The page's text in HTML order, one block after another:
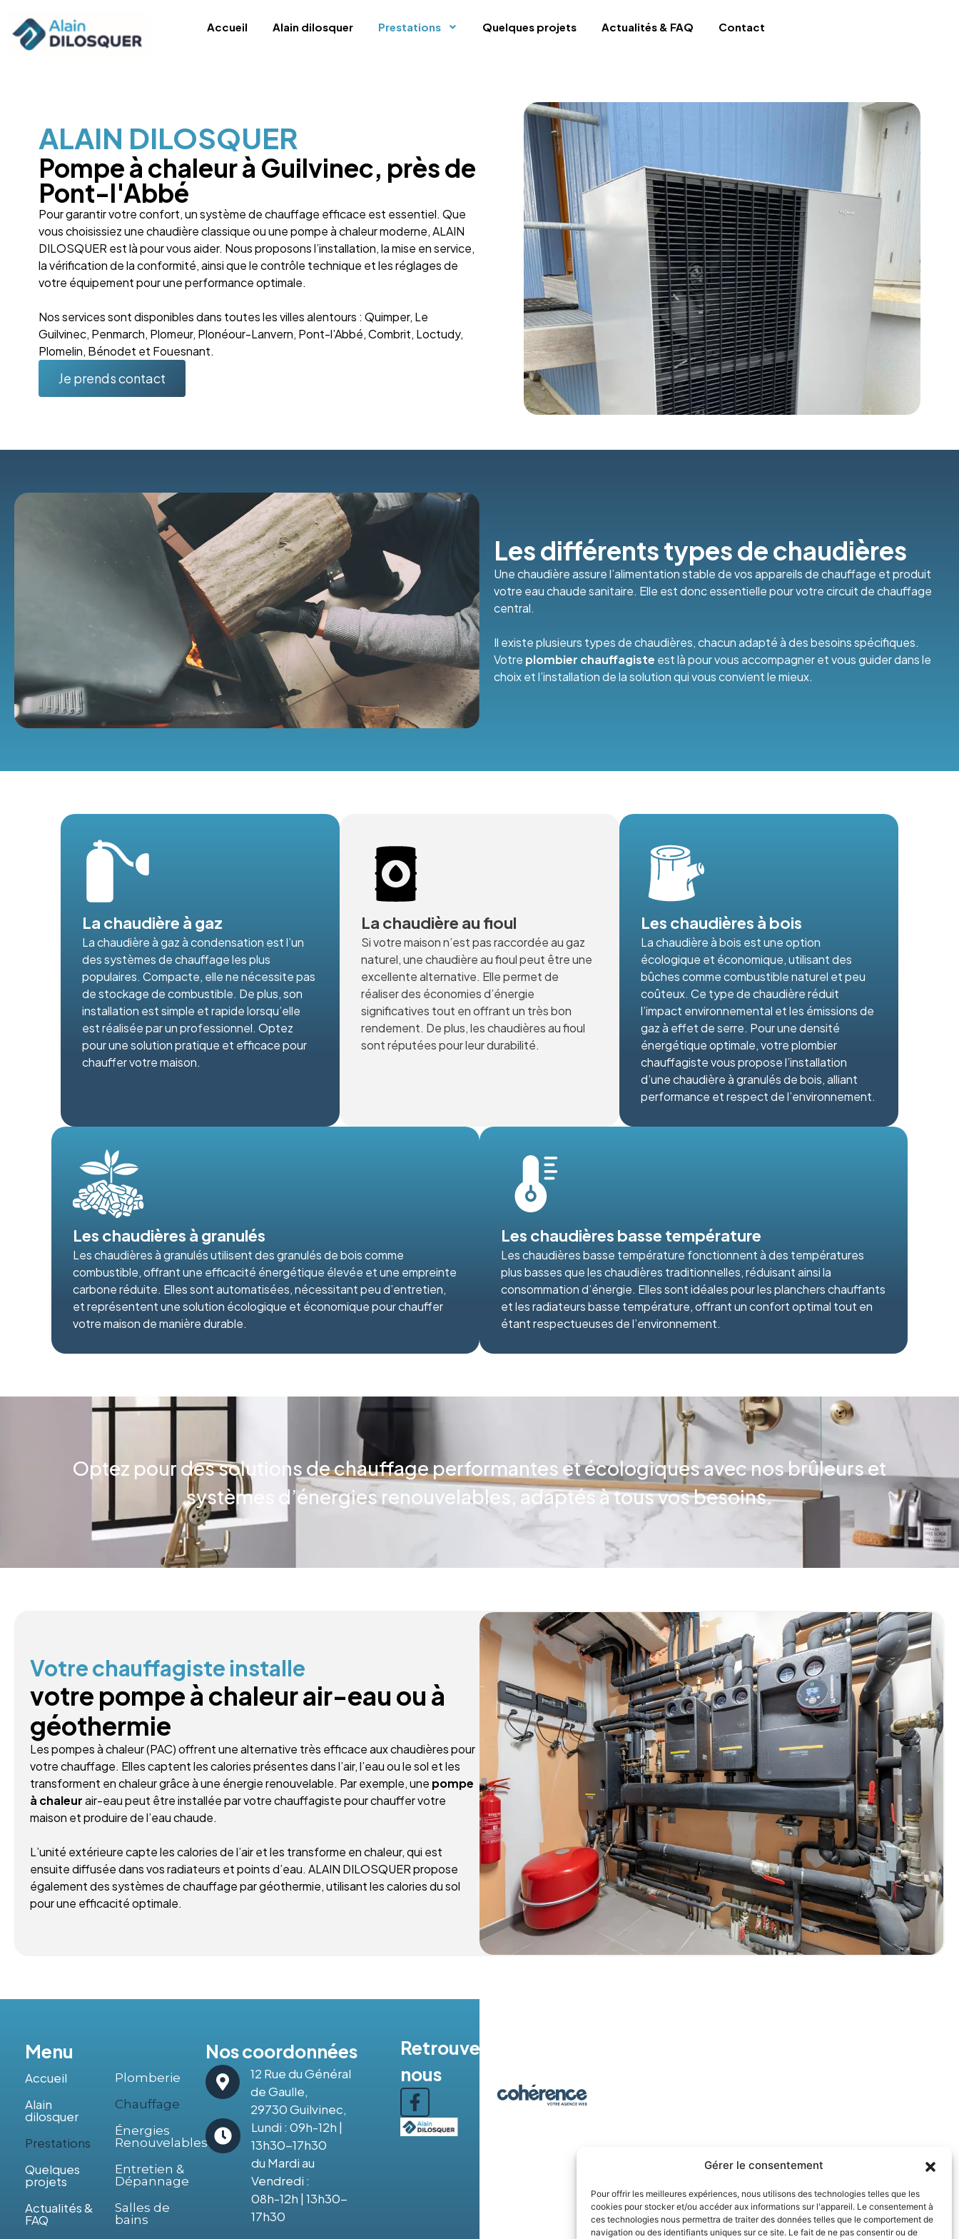
Gérer le consentement
Pour offrir les meilleures expériences, nous utilisons des technologies telles que les
cookies pour stocker et/ou accéder aux informations sur l'appareil. Le consentement à
ces technologies nous permettra de traiter des données telles que le comportement de
navigation ou des identifiants uniques sur ce site. Le fait de ne pas consentir ou de
Accueil Alain dilosquer Prestations Quelques projets Actualités & FAQ Contact
ALAIN DILOSQUER
Pompe à chaleur à Guilvinec, près de
Pont-l'Abbé
Pour garantir votre confort, un système de chauffage efficace est essentiel. Que
vous choisissiez une chaudière classique ou une pompe à chaleur moderne, ALAIN
DILOSQUER est là pour vous aider. Nous proposons l’installation, la mise en service,
la vérification de la conformité, ainsi que le contrôle technique et les réglages de
votre équipement pour une performance optimale.
Nos services sont disponibles dans toutes les villes alentours : Quimper, Le
Guilvinec, Penmarch, Plomeur, Plonéour-Lanvern, Pont-l’Abbé, Combrit, Loctudy,
Plomelin, Bénodet et Fouesnant.
Je prends contact
Les différents types de chaudières
Une chaudière assure l’alimentation stable de vos appareils de chauffage et produit
votre eau chaude sanitaire. Elle est donc essentielle pour votre circuit de chauffage
central.
Il existe plusieurs types de chaudières, chacun adapté à des besoins spécifiques.
Votre plombier chauffagiste est là pour vous accompagner et vous guider dans le
choix et l’installation de la solution qui vous convient le mieux.
La chaudière à gaz
La chaudière à gaz à condensation est l’un
des systèmes de chauffage les plus
populaires. Compacte, elle ne nécessite pas
de stockage de combustible. De plus, son
installation est simple et rapide lorsqu’elle
est réalisée par un professionnel. Optez
pour une solution pratique et efficace pour
chauffer votre maison.
La chaudière au fioul
Si votre maison n’est pas raccordée au gaz
naturel, une chaudière au fioul peut être une
excellente alternative. Elle permet de
réaliser des économies d’énergie
significatives tout en offrant un très bon
rendement. De plus, les chaudières au fioul
sont réputées pour leur durabilité.
Les chaudières à bois
La chaudière à bois est une option
écologique et économique, utilisant des
bûches comme combustible naturel et peu
coûteux. Ce type de chaudière réduit
l’impact environnemental et les émissions de
gaz à effet de serre. Pour une densité
énergétique optimale, votre plombier
chauffagiste vous propose l’installation
d’une chaudière à granulés de bois, alliant
performance et respect de l’environnement.
Les chaudières à granulés
Les chaudières à granulés utilisent des granulés de bois comme
combustible, offrant une efficacité énergétique élevée et une empreinte
carbone réduite. Elles sont automatisées, nécessitant peu d’entretien,
et représentent une solution écologique et économique pour chauffer
votre maison de manière durable.
Les chaudières basse température
Les chaudières basse température fonctionnent à des températures
plus basses que les chaudières traditionnelles, réduisant ainsi la
consommation d’énergie. Elles sont idéales pour les planchers chauffants
et les radiateurs basse température, offrant un confort optimal tout en
étant respectueuses de l’environnement.
Optez pour des solutions de chauffage performantes et écologiques avec nos brûleurs et
systèmes d’énergies renouvelables, adaptés à tous vos besoins.
Votre chauffagiste installe
votre pompe à chaleur air-eau ou à
géothermie
Les pompes à chaleur (PAC) offrent une alternative très efficace aux chaudières pour
votre chauffage. Elles captent les calories présentes dans l’air, l’eau ou le sol et les
transforment en chaleur grâce à une énergie renouvelable. Par exemple, une pompe
à chaleurair-eau peut être installée par votre chauffagiste pour chauffer votre
maison et produire de l’eau chaude.
L’unité extérieure capte les calories de l’air et les transforme en chaleur, qui est
ensuite diffusée dans vos radiateurs et points d’eau. ALAIN DILOSQUER propose
également des systèmes de chauffage par géothermie, utilisant les calories du sol
pour une efficacité optimale.
Menu
Accueil
Alain
dilosquer
Prestations
Quelques
projets
Actualités &
FAQ
Prestations
Plomberie
Chauffage
Énergies
Renouvelables
Entretien &
Dépannage
Salles de
bains
Nos coordonnées
12 Rue du Général
de Gaulle,
29730 Guilvinec,
Lundi : 09h-12h |
13h30-17h30
du Mardi au
Vendredi :
08h-12h | 13h30-
17h30
Retrouvez-
nous